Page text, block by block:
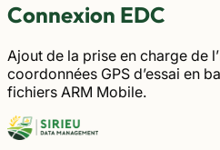
Connexion EDC
Ajout de la prise en charge de
coordonnées GPS d’essai en
fichiers ARM Mobile.